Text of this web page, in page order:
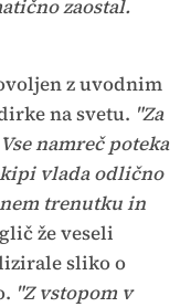
zaostal.
z uvodnim
na svetu. "Za
namreč poteka
vlada odlično
trenutku in
že veseli
sliko o
"Z vstopom v